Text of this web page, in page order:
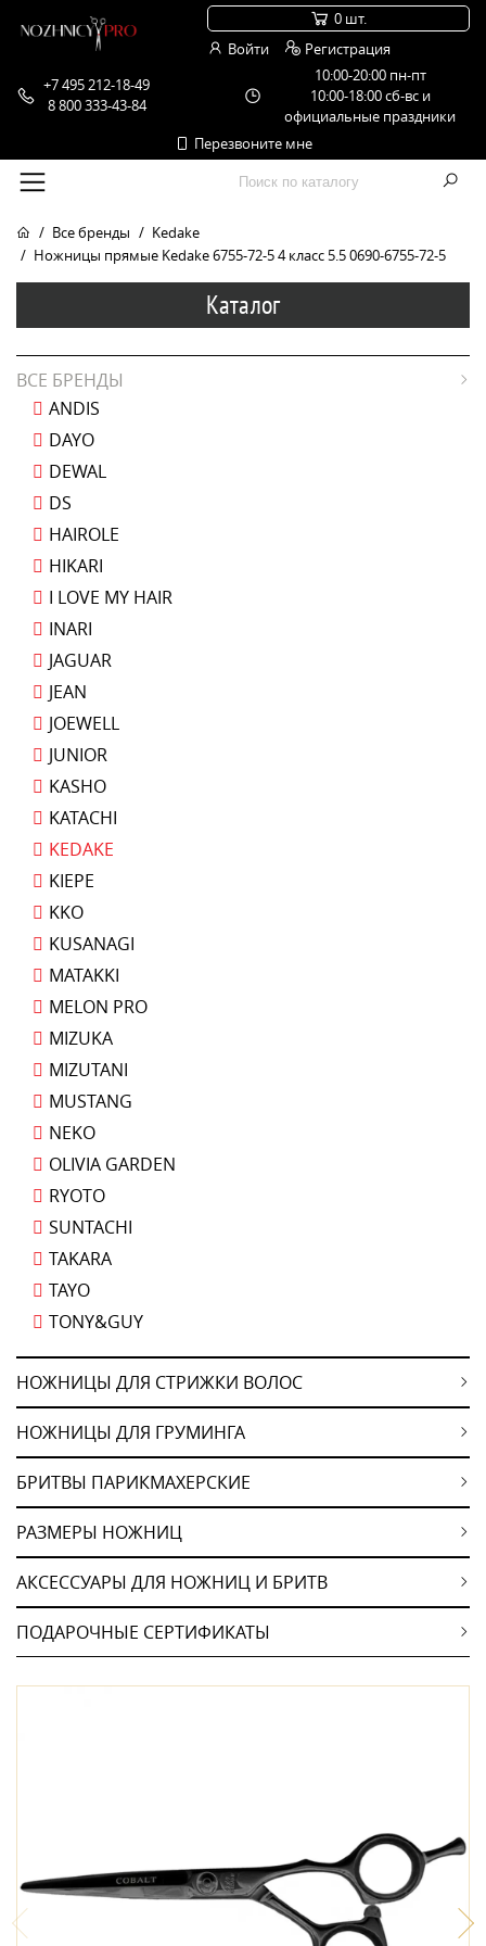
+7 495 212-18-49
8 800 333-43-84
10:00-20:00 пн-пт
10:00-18:00 сб-вс и
официальные праздники
Перезвоните мне
0 шт.
Войти
Регистрация
Все бренды
Kedake
Ножницы прямые Kedake 6755-72-5 4 класс 5.5 0690-6755-72-5
Каталог
ВСЕ БРЕНДЫ
ANDIS
DAYO
DEWAL
DS
HAIROLE
HIKARI
I LOVE MY HAIR
INARI
JAGUAR
JEAN
JOEWELL
JUNIOR
KASHO
KATACHI
KEDAKE
KIEPE
KKO
KUSANAGI
MATAKKI
MELON PRO
MIZUKA
MIZUTANI
MUSTANG
NEKO
OLIVIA GARDEN
RYOTO
SUNTACHI
TAKARA
TAYO
TONY&GUY
НОЖНИЦЫ ДЛЯ СТРИЖКИ ВОЛОС
НОЖНИЦЫ ДЛЯ ГРУМИНГА
БРИТВЫ ПАРИКМАХЕРСКИЕ
РАЗМЕРЫ НОЖНИЦ
АКСЕССУАРЫ ДЛЯ НОЖНИЦ И БРИТВ
ПОДАРОЧНЫЕ СЕРТИФИКАТЫ